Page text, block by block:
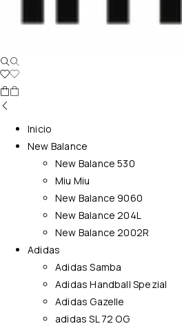
Inicio
New Balance
New Balance 530
Miu Miu
New Balance 9060
New Balance 204L
New Balance 2002R
Adidas
Adidas Samba
Adidas Handball Spezial
Adidas Gazelle
adidas SL 72 OG